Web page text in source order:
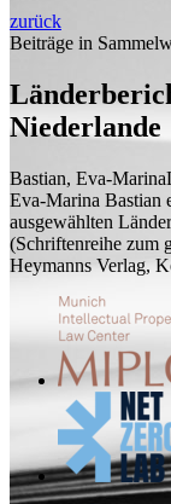
zurück
Beiträge in
Niederlande
Bastian, Eva-Marina
Eva-Marina Bastian
ausgewählten
(Schriftenreihe zum
Heymanns Verlag,